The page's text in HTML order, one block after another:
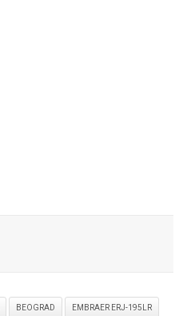
BEOGRAD EMBRAER ERJ-195LR